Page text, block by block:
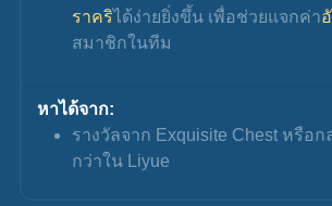
ราคริได้ง่ายยิ่งขึ้น เพื่อช่วยแจกค่า
สมาชิกในทีม
หาได้จาก:
รางวัลจาก Exquisite Chest หรือ
กว่าใน Liyue